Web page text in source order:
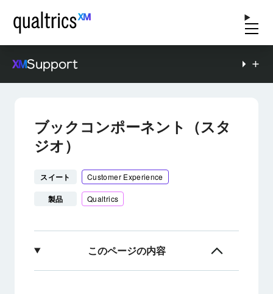
Support
ブックコンポーネント（スタ
ジオ）
スイート Customer Experience
製品 Qualtrics
このページの内容